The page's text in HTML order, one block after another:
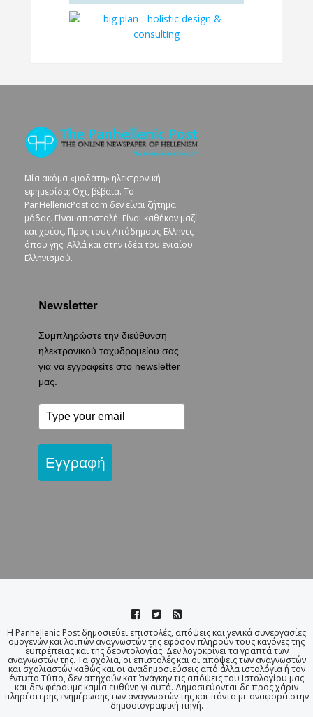
Μία ακόμα «μοδάτη» ηλεκτρονική
εφημερίδα; Όχι, βέβαια. To
PanHellenicPost.com δεν είναι ζήτημα
μόδας. Είναι αποστολή. Είναι καθήκον μαζί
και χρέος. Προς τους Απόδημους Έλληνες
όπου γης. Αλλά και στην ιδέα του ενιαίου
Ελληνισμού.
Newsletter
Συμπληρώστε την διεύθυνση
ηλεκτρονικού ταχυδρομείου σας
για να εγγραφείτε στο newsletter
μας.
Εγγραφή
Η Panhellenic Post δημοσιεύει επιστολές, απόψεις και γενικά συνεργασίες
ομογενών και λοιπών αναγνωστών της εφόσον πληρούν τους κανόνες της
ευπρέπειας και της δεοντολογίας. Δεν λογοκρίνει τα γραπτά των
αναγνωστών της. Τα σχόλια, οι επιστολές και οι απόψεις των αναγνωστών
και σχολιαστών καθώς και οι αναδημοσιεύσεις από άλλα ιστολόγια ή τον
έντυπο Τύπο, δεν απηχούν κατ΄ ανάγκην τις απόψεις του Ιστολογίου μας
και δεν φέρουμε καμία ευθύνη γι αυτά. Δημοσιεύονται δε προς χάριν
πληρέστερης ενημέρωσης των αναγνωστών της και πάντα με αναφορά στην
δημοσιογραφική πηγή.